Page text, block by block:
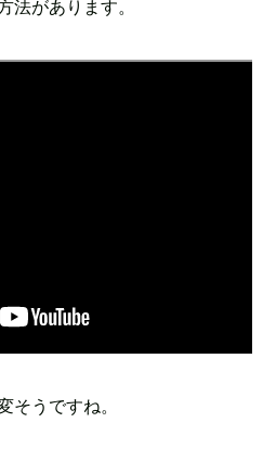
法があります。
そうですね。